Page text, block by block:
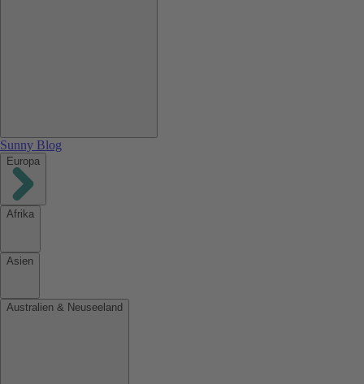
Sunny Blog
Europa
Afrika
Asien
Australien & Neuseeland